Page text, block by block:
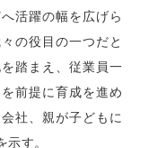
活躍の幅を広げら
の役目の一つだと
踏まえ、従業員一
前提に育成を進め
社、親が子どもに
す。